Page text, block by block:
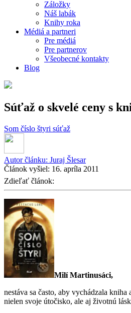
Záložky
Náš labák
Knihy roka
Médiá a partneri
Pre médiá
Pre partnerov
Všeobecné kontakty
Blog
Súťaž o skvelé ceny s
Som číslo štyri súťaž
Autor článku: Juraj Šlesar
Článok vyšiel: 16. apríla 2011
Zdieľať článok:
Milí Martinusáci,
nestáva sa často, aby vychádzala
nielen svoje útočisko, ale aj životnú